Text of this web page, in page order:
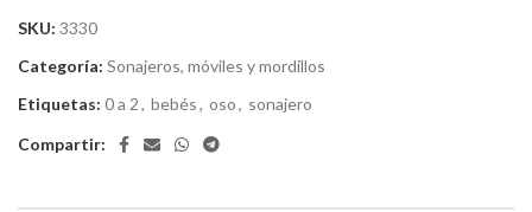
SKU: 3330
Categoría: Sonajeros, móviles y mordillos
Etiquetas: 0 a 2, bebés, oso, sonajero
Compartir: